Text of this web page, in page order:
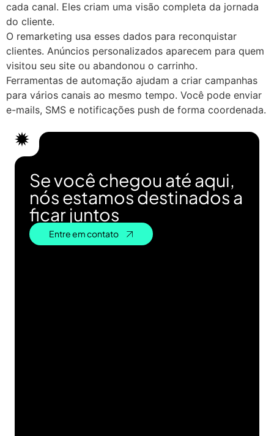
cada canal. Eles criam uma visão completa da jornada
do cliente.
O remarketing usa esses dados para reconquistar
clientes. Anúncios personalizados aparecem para quem
visitou seu site ou abandonou o carrinho.
Ferramentas de automação ajudam a criar campanhas
para vários canais ao mesmo tempo. Você pode enviar
e-mails, SMS e notificações push de forma coordenada.
Se você chegou até aqui,
nós estamos destinados a
ficar juntos
Entre em contato
Entre em contato